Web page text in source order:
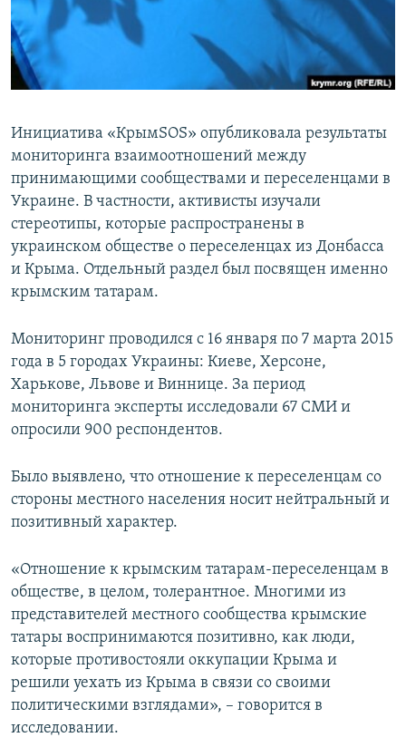
ПОБЕДИТЕЛЕЙ НЕ СУДЯТ?
КРЫМ.НЕПОКОРЕННЫЙ
ELIFBE
ПРИСОЕДИНЯЙТЕСЬ!
Все сайты RFE/RL
Инициатива «КрымSOS» опубликовала результаты
мониторинга взаимоотношений между
принимающими сообществами и переселенцами в
Украине. В частности, активисты изучали
стереотипы, которые распространены в
украинском обществе о переселенцах из Донбасса
и Крыма. Отдельный раздел был посвящен именно
крымским татарам.
Мониторинг проводился с 16 января по 7 марта 2015
года в 5 городах Украины: Киеве, Херсоне,
Харькове, Львове и Виннице. За период
мониторинга эксперты исследовали 67 СМИ и
опросили 900 респондентов.
Было выявлено, что отношение к переселенцам со
стороны местного населения носит нейтральный и
позитивный характер.
«Отношение к крымским татарам-переселенцам в
обществе, в целом, толерантное. Многими из
представителей местного сообщества крымские
татары воспринимаются позитивно, как люди,
которые противостояли оккупации Крыма и
решили уехать из Крыма в связи со своими
политическими взглядами», – говорится в
исследовании.